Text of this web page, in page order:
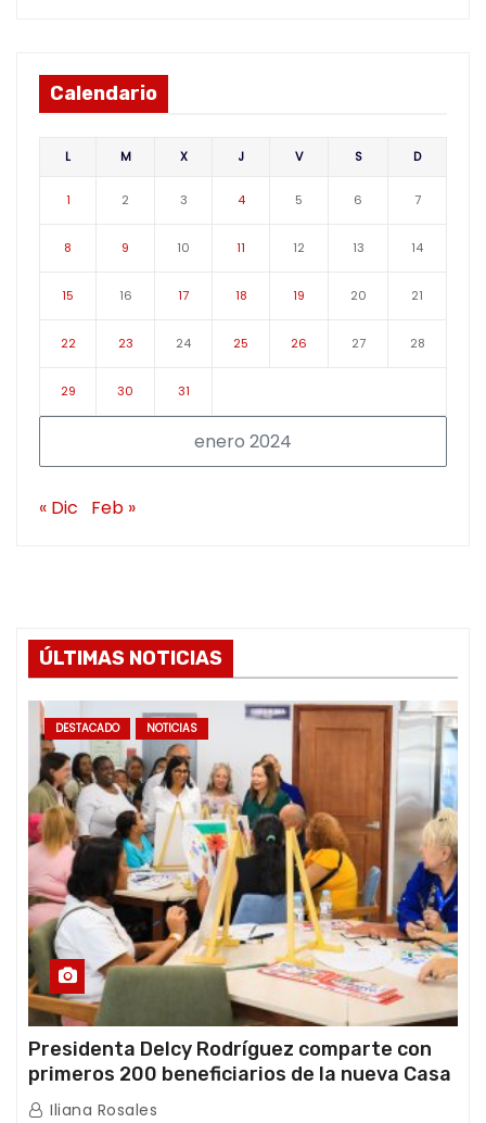
Calendario
enero 2024
L M X J V S D
1 2 3 4 5 6 7
8 9 10 11 12 13 14
15 16 17 18 19 20 21
22 23 24 25 26 27 28
29 30 31
« Dic Feb »
ÚLTIMAS NOTICIAS
DESTACADO NOTICIAS
Presidenta Delcy Rodríguez comparte con
primeros 200 beneficiarios de la nueva Casa
de los Abuelos “La Primavera” en Caracas
Iliana Rosales